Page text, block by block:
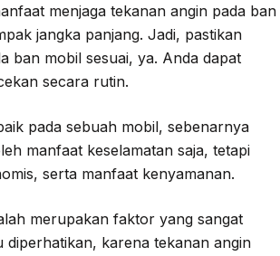
menjaga tekanan angin pada ban
jangka panjang. Jadi, pastikan
ban mobil sesuai, ya. Anda dapat
secara rutin.
pada sebuah mobil, sebenarnya
manfaat keselamatan saja, tetapi
serta manfaat kenyamanan.
merupakan faktor yang sangat
diperhatikan, karena tekanan angin